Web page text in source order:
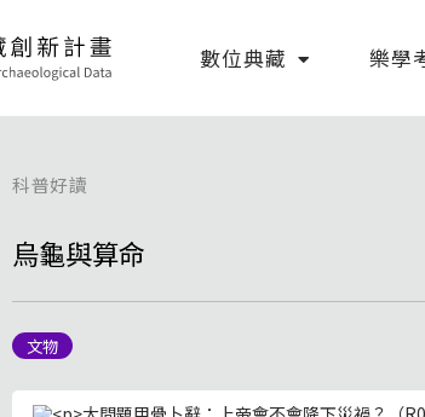
數位典藏 樂學
科普好讀
烏龜與算命
文物